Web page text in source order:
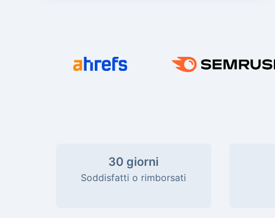
30 giorni
Soddisfatti o rimborsati